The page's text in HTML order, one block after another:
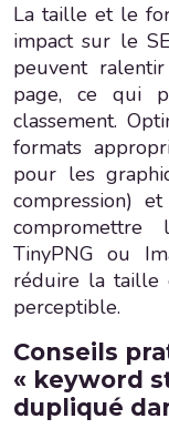
La taille et le
impact sur le
peuvent
page, ce qui
classement.
formats
pour les
compression)
TinyPNG ou
réduire la taille
perceptible.
Conseils
« keyword
dupliqué